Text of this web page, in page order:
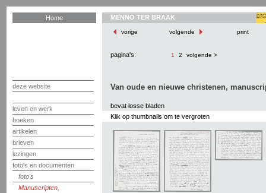
Home
deze website
leven en werk
boeken
artikelen
brieven
lezingen
foto's en documenten
foto's
Manuscripten,
MENNO TER BRAAK
vorige volgende print
pagina's: 1 2 volgende >
Van oude en nieuwe christenen,
bevat losse bladen
Klik op thumbnails om te vergroten